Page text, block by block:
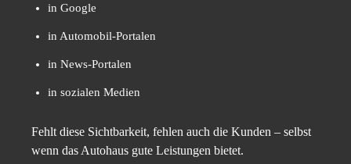
in Google
in Automobil-Portalen
in News-Portalen
in sozialen Medien
Fehlt diese Sichtbarkeit, fehlen auch die Kunden – selbst
wenn das Autohaus gute Leistungen bietet.